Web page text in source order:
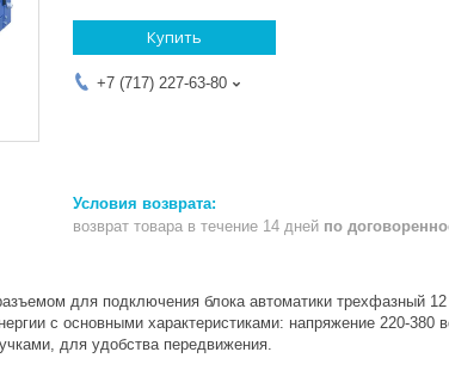
Купить
+7 (717) 227-63-80
возврат товара в течение 14 дней по
для подключения блока автоматики трехфазный
с основными характеристиками: напряжение 220-
для удобства передвижения.